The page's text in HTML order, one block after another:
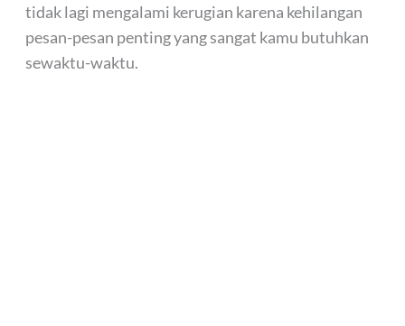
tidak lagi mengalami kerugian karena kehilangan
pesan-pesan penting yang sangat kamu butuhkan
sewaktu-waktu.